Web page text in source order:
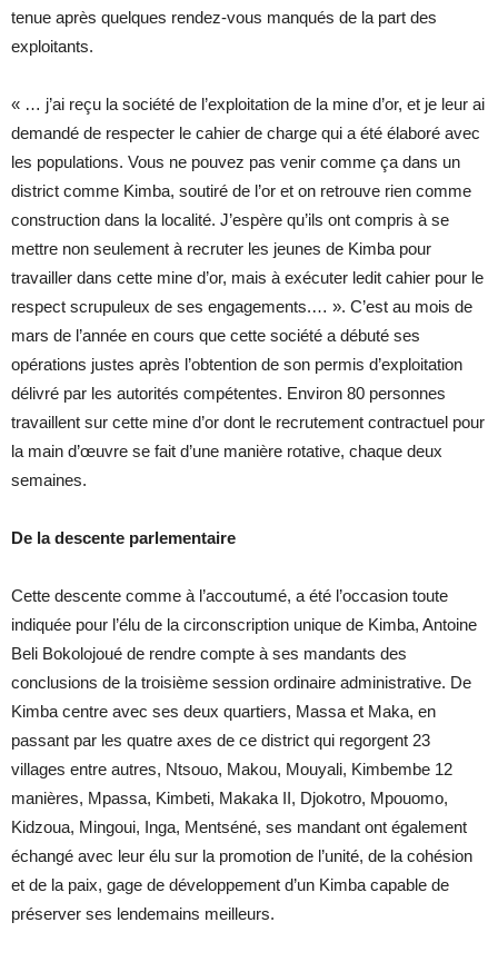
tenue après quelques rendez-vous manqués de la part des
exploitants.
« … j’ai reçu la société de l’exploitation de la mine d’or, et je leur ai
demandé de respecter le cahier de charge qui a été élaboré avec
les populations. Vous ne pouvez pas venir comme ça dans un
district comme Kimba, soutiré de l’or et on retrouve rien comme
construction dans la localité. J’espère qu’ils ont compris à se
mettre non seulement à recruter les jeunes de Kimba pour
travailler dans cette mine d’or, mais à exécuter ledit cahier pour le
respect scrupuleux de ses engagements.… ». C’est au mois de
mars de l’année en cours que cette société a débuté ses
opérations justes après l’obtention de son permis d’exploitation
délivré par les autorités compétentes. Environ 80 personnes
travaillent sur cette mine d’or dont le recrutement contractuel pour
la main d’œuvre se fait d’une manière rotative, chaque deux
semaines.
De la descente parlementaire
Cette descente comme à l’accoutumé, a été l’occasion toute
indiquée pour l’élu de la circonscription unique de Kimba, Antoine
Beli Bokolojoué de rendre compte à ses mandants des
conclusions de la troisième session ordinaire administrative. De
Kimba centre avec ses deux quartiers, Massa et Maka, en
passant par les quatre axes de ce district qui regorgent 23
villages entre autres, Ntsouo, Makou, Mouyali, Kimbembe 12
manières, Mpassa, Kimbeti, Makaka II, Djokotro, Mpouomo,
Kidzoua, Mingoui, Inga, Mentséné, ses mandant ont également
échangé avec leur élu sur la promotion de l’unité, de la cohésion
et de la paix, gage de développement d’un Kimba capable de
préserver ses lendemains meilleurs.